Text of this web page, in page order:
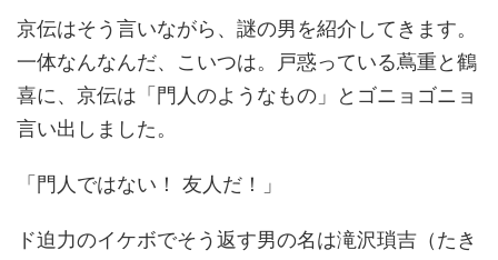
京伝はそう言いながら、謎の男を紹介してきます。
一体なんなんだ、こいつは。戸惑っている蔦重と鶴
喜に、京伝は「門人のようなもの」とゴニョゴニョ
言い出しました。
「門人ではない！ 友人だ！」
ド迫力のイケボでそう返す男の名は滝沢瑣吉（たき